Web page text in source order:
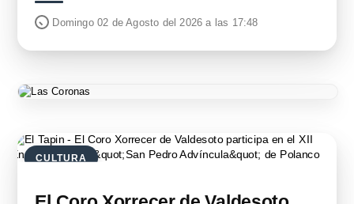
Domingo 02 de Agosto del 2026 a las 17:48
CULTURA